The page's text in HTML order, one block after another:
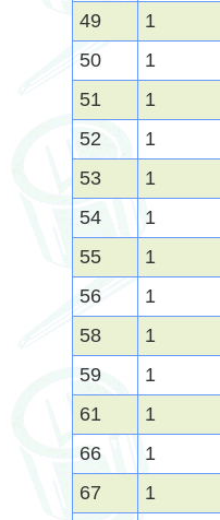
49
1
50
1
51
1
52
1
53
1
54
1
55
1
56
1
58
1
59
1
61
1
66
1
67
1